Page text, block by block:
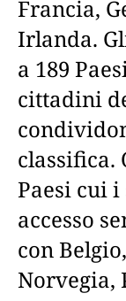
Francia,
Irlanda.
a 189
cittadini
classifica.
Paesi cui
accesso
con
Norvegia,